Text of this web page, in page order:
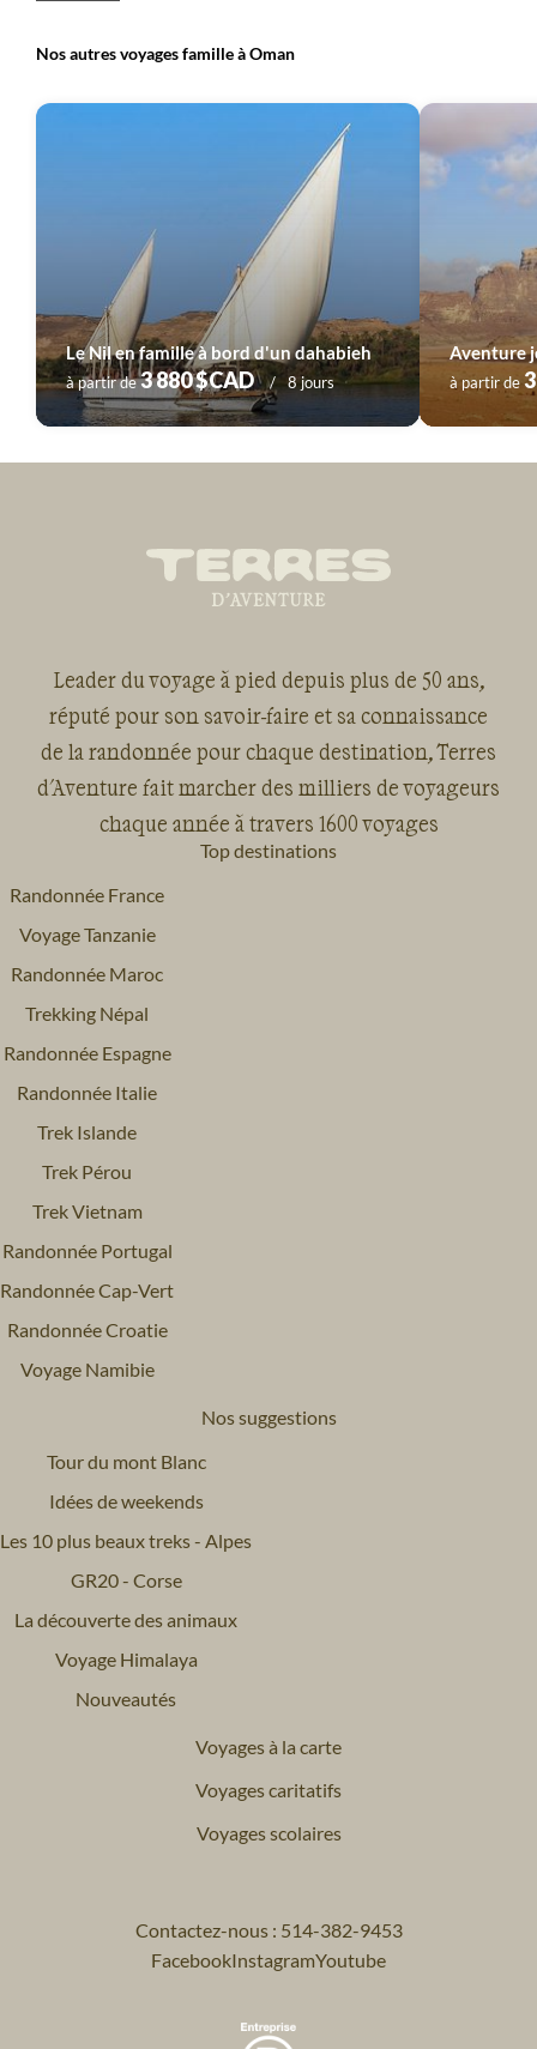
Nos autres voyages famille à Oman
Le Nil en famille à bord d'un dahabieh
à partir de3 880 $CAD 8 jours
Aventure
à partir de
Leader du voyage à pied depuis plus de 50 ans,
réputé pour son savoir-faire et sa connaissance
de la randonnée pour chaque destination, Terres
d'Aventure fait marcher des milliers de voyageurs
chaque année à travers 1600 voyages
Top destinations
Randonnée France
Voyage Tanzanie
Randonnée Maroc
Trekking Népal
Randonnée Espagne
Randonnée Italie
Trek Islande
Trek Pérou
Trek Vietnam
Randonnée Portugal
Randonnée Cap-Vert
Randonnée Croatie
Voyage Namibie
Nos suggestions
Tour du mont Blanc
Idées de weekends
Les 10 plus beaux treks - Alpes
GR20 - Corse
La découverte des animaux
Voyage Himalaya
Nouveautés
Voyages à la carte
Voyages caritatifs
Voyages scolaires
Contactez-nous : 514-382-9453
FacebookInstagramYoutube